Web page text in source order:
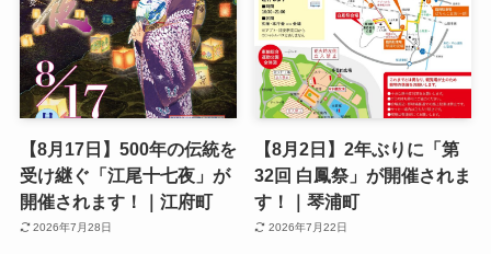
【8月17日】500年の伝統を
受け継ぐ「江尾十七夜」が
開催されます！｜江府町
2026年7月28日
【8月2日】2年ぶりに「第
32回 白鳳祭」が開催されま
す！｜琴浦町
2026年7月22日